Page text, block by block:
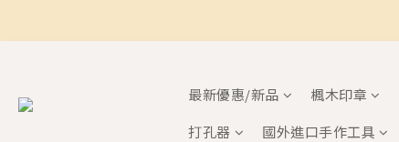
最新優惠/新品 楓木印章
打孔器
國外進口手作工具